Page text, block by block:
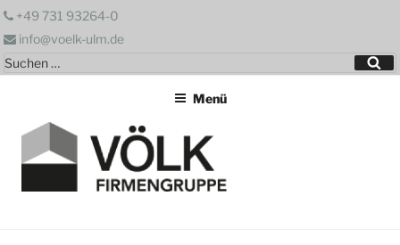
Zum
springen
+49 731 93264-0
info@voelk-ulm.de
Suchen
nach:
Menü